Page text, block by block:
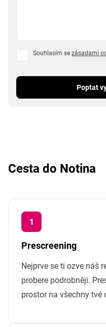
Souhlasím se zásadami
Poptat
Cesta do Notina
Prescreening
Nejprve se ti ozve náš
probere podrobněji.
prostor na všechny tvé